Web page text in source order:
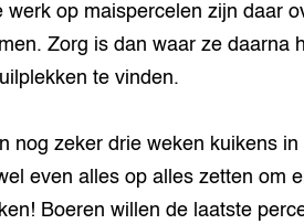
werk op maispercelen zijn daar
Zorg is dan waar ze daarna
te vinden.
nog zeker drie weken kuikens in
even alles op alles zetten om
Boeren willen de laatste